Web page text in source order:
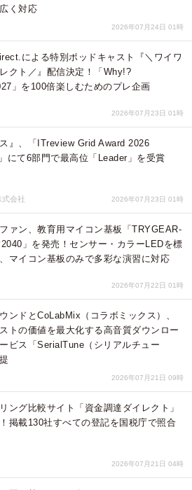
く対応
2026年07月24日 01時
による特別ポッドキャスト『＼ワイワ
クト／』配信決定！「Why!?
」を100倍楽しむためのプレ企画
2026年07月23日 01時
ス』、「ITreview Grid Award 2026
にて6部門で最高位「Leader」を受賞
式会社 2026年07月23日 01時
ァン、教育用マイコン基板「TRYGEAR-
」を発売！センサー・カラーLEDを標
マイコン基板のみで多彩な演習に対応
2026年07月22日 01時
ンドとCoLabMix（コラボミックス）、
トの価値を最大化する高音質ダウンロー
ビス「SerialTune（シリアルチュー
2026年07月21日 09時
ング比較サイト「資金調達ダイレクト」
掲載130社すべての登記を国税庁で照合
2026年07月21日 04時